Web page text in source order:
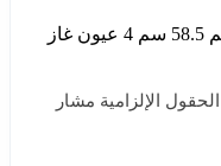
كن أول من يقيم “موقد بلت ان جليم 58.5 سم 4 عيون غاز
الحقول الإلزامية مشار